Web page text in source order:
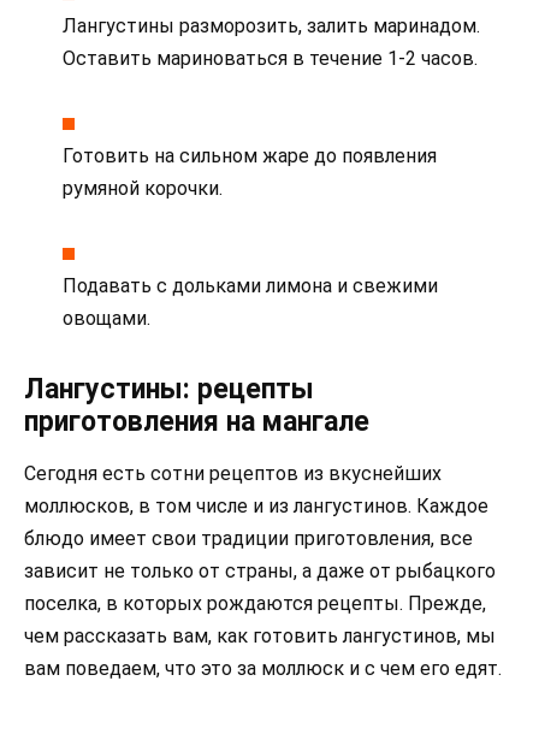
Лангустины разморозить, залить маринадом.
Оставить мариноваться в течение 1-2 часов.
Готовить на сильном жаре до появления
румяной корочки.
Подавать с дольками лимона и свежими
овощами.
Лангустины: рецепты
приготовления на мангале
Сегодня есть сотни рецептов из вкуснейших
моллюсков, в том числе и из лангустинов. Каждое
блюдо имеет свои традиции приготовления, все
зависит не только от страны, а даже от рыбацкого
поселка, в которых рождаются рецепты. Прежде,
чем рассказать вам, как готовить лангустинов, мы
вам поведаем, что это за моллюск и с чем его едят.